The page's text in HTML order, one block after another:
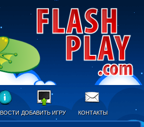
ДОБАВИТЬ ИГРУ КОНТАКТЫ